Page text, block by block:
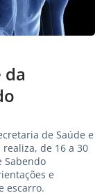
da
de Saúde e
de 16 a 30
Sabendo
e
escarro.